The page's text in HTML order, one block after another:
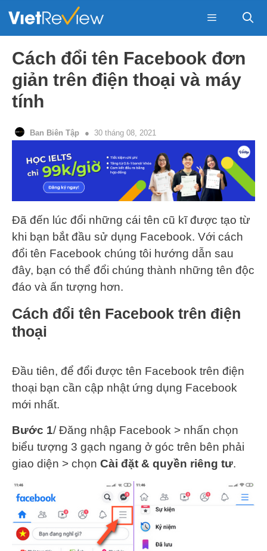
Menu
Cách đổi tên Facebook đơn
giản trên điện thoại và máy
tính
Ban Biên Tập 30 tháng 08, 2021
Đã đến lúc đổi những cái tên cũ kĩ được tạo từ
khi bạn bắt đầu sử dụng Facebook. Với cách
đổi tên Facebook chúng tôi hướng dẫn sau
đây, bạn có thể đổi chúng thành những tên độc
đáo và ấn tượng hơn.
Cách đổi tên Facebook trên điện
thoại
Đầu tiên, để đổi được tên Facebook trên điện
thoại bạn cần cập nhật ứng dụng Facebook
mới nhất.
Bước 1/ Đăng nhập Facebook > nhấn chọn
biểu tượng 3 gạch ngang ở góc trên bên phải
giao diện > chọn Cài đặt & quyền riêng tư.